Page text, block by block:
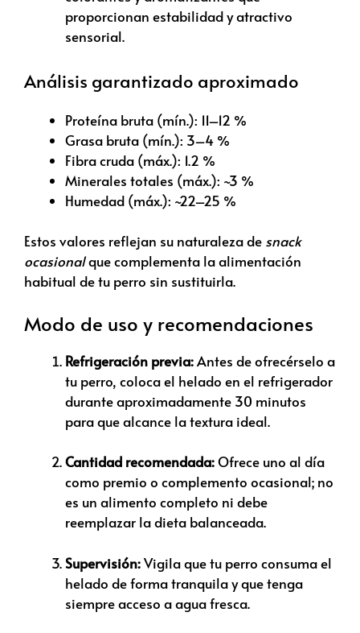
proporcionan estabilidad y atractivo
sensorial.
Análisis garantizado aproximado
Proteína bruta (mín.): 11–12 %
Grasa bruta (mín.): 3–4 %
Fibra cruda (máx.): 1.2 %
Minerales totales (máx.): ~3 %
Humedad (máx.): ~22–25 %
Estos valores reflejan su naturaleza de snack
ocasionalque complementa la alimentación
habitual de tu perro sin sustituirla.
Modo de uso y recomendaciones
Refrigeración previa:Antes de ofrecérselo a
tu perro, coloca el helado en el refrigerador
durante aproximadamente 30 minutos
para que alcance la textura ideal.
Cantidad recomendada:Ofrece uno al día
como premio o complemento ocasional; no
es un alimento completo ni debe
reemplazar la dieta balanceada.
Supervisión:Vigila que tu perro consuma el
helado de forma tranquila y que tenga
siempre acceso a agua fresca.